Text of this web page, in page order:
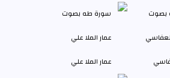
عمار الملا علي